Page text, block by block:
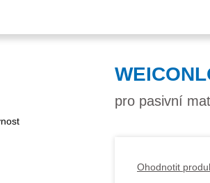
pro pasivní
Ohodnotit